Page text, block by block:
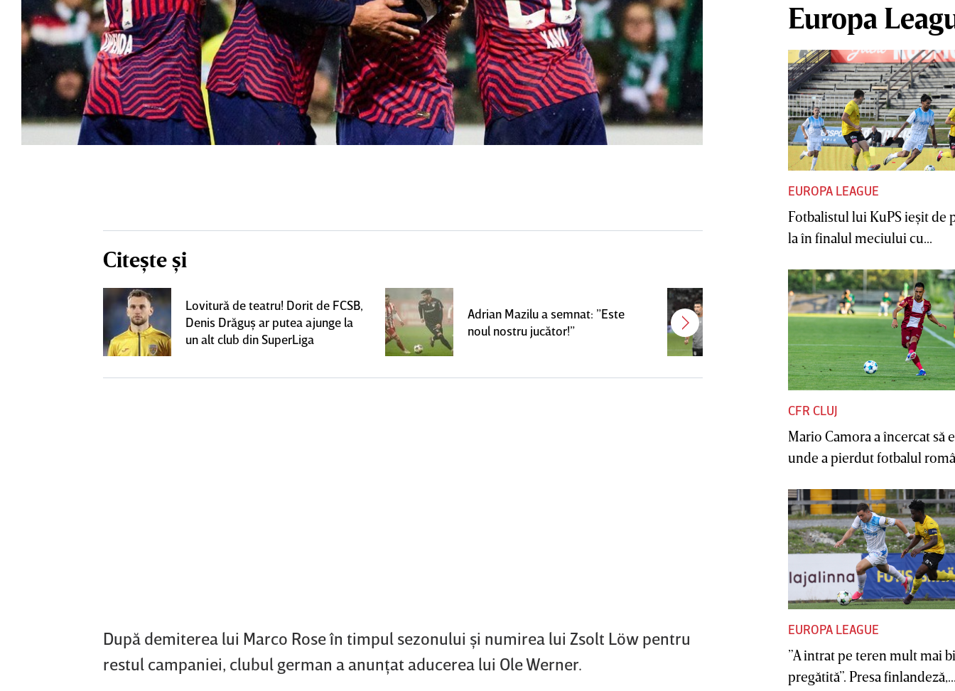
Citește și
Lovitură de teatru! Dorit de FCSB,
Denis Drăguş ar putea ajunge la
un alt club din SuperLiga
Adrian Mazilu a semnat: ”Este
noul nostru jucător!”
Antonio Folha a fost demis de la
CFR Cluj! Alţi 3 jucători sunt OUT
După demiterea lui Marco Rose în timpul sezonului şi numirea lui Zsolt Löw pentru
restul campaniei, clubul german a anunţat aducerea lui Ole Werner.
Europa
EUROPA LEAGUE
Fotbalistul lui KuPS ieşit de
la în finalul meciului cu...
CFR CLUJ
Mario Camora a încercat să
unde a pierdut fotbalul
EUROPA LEAGUE
”A intrat pe teren mult mai
pregătită”. Presa